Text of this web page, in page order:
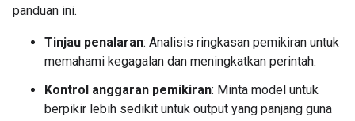
panduan ini.
Tinjau penalaran: Analisis ringkasan pemikiran untuk
memahami kegagalan dan meningkatkan perintah.
Kontrol anggaran pemikiran: Minta model untuk
berpikir lebih sedikit untuk output yang panjang guna